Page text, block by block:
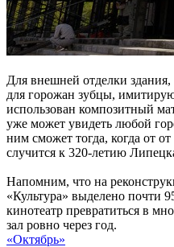
Для внешней отделки
для горожан зубцы,
использован композитный
уже может увидеть любой
ним сможет тогда, когда от
случится к 320-летию
Напомним, что на
«Культура» выделено почти
кинотеатр превратиться в
зал ровно через год.
«Октябрь»